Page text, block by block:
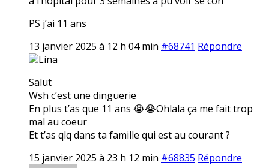
PS j’ai 11 ans
13 janvier 2025 à 12 h 04 min #68741 Répondre
Lina
Salut
Wsh c’est une dinguerie
En plus t’as que 11 ans 😭😭Ohlala ça me fait trop
mal au coeur
Et t’as qlq dans ta famille qui est au courant ?
15 janvier 2025 à 23 h 12 min #68835 Répondre